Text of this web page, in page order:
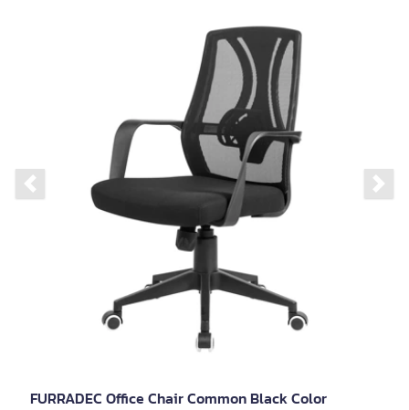
Previous slide
FURRADEC Office Chair Common Black Color